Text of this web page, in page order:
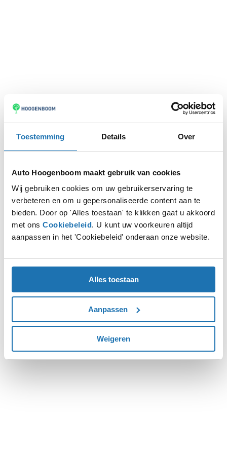
Toestemming Details Over
Auto Hoogenboom maakt gebruik van cookies
Wij gebruiken cookies om uw gebruikerservaring te
verbeteren en om u gepersonaliseerde content aan te
bieden. Door op 'Alles toestaan' te klikken gaat u akkoord
met ons Cookiebeleid. U kunt uw voorkeuren altijd
aanpassen in het 'Cookiebeleid' onderaan onze website.
Alles toestaan
Aanpassen
Weigeren
Application error: aclient-side exception has occurred while
loadingwww.autohoogenboom.nl (see the browser console
more information).